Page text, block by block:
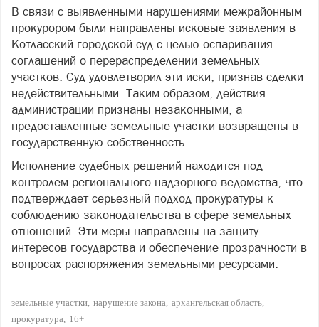
В связи с выявленными нарушениями межрайонным
прокурором были направлены исковые заявления в
Котласский городской суд с целью оспаривания
соглашений о перераспределении земельных
участков. Суд удовлетворил эти иски, признав сделки
недействительными. Таким образом, действия
администрации признаны незаконными, а
предоставленные земельные участки возвращены в
государственную собственность.
Исполнение судебных решений находится под
контролем регионального надзорного ведомства, что
подтверждает серьезный подход прокуратуры к
соблюдению законодательства в сфере земельных
отношений. Эти меры направлены на защиту
интересов государства и обеспечение прозрачности в
вопросах распоряжения земельными ресурсами.
земельные участки нарушение закона архангельская область
прокуратура 16+